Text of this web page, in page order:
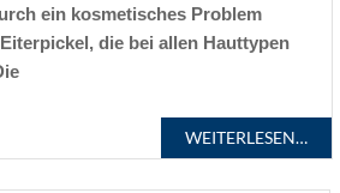
ein kosmetisches Problem
die bei allen Hauttypen
WEITERLESEN…